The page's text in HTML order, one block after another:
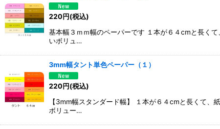
220円(税込)
基本幅３ｍｍ幅のペーパーです １本が６４cmと長く
いボリュ…
3mm幅タント単色ペーパー（１）
220円(税込)
【3mm幅スタンダード幅】 １本が６４cmと長くて
ボリュー…